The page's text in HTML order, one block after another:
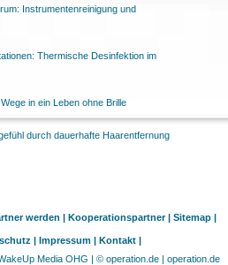
Instrumentenreinigung und
Thermische Desinfektion im
in ein Leben ohne Brille
durch dauerhafte Haarentfernung
werden | Kooperationspartner | Sitemap |
| Impressum | Kontakt |
Media OHG | © operation.de | operation.de